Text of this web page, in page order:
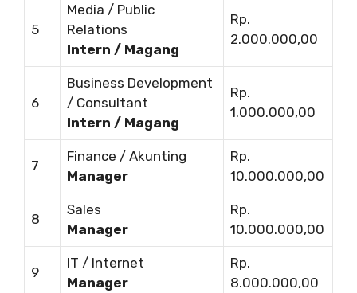
5
Media / Public
Relations
Intern / Magang
Rp.
2.000.000,00
6
Business Development
/ Consultant
Intern / Magang
Rp.
1.000.000,00
7
Finance / Akunting
Manager
Rp.
10.000.000,00
8
Sales
Manager
Rp.
10.000.000,00
9
IT / Internet
Manager
Rp.
8.000.000,00